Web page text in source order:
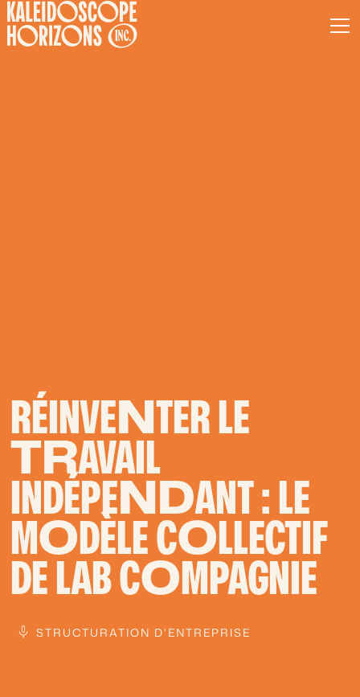
RÉINVENTER LE
TRAVAIL
INDÉPENDANT : LE
MODÈLE COLLECTIF
DE LAB COMPAGNIE
STRUCTURATION D'ENTREPRISE